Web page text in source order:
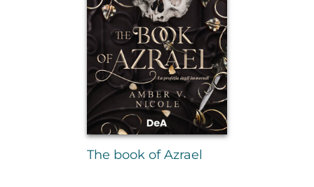
The book of Azrael